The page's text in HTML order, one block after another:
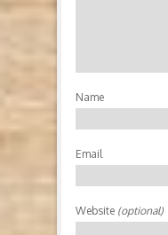
dell’arte
Dal 2013 svolge il
istituzioni pubbliche
Name
Email
Website (optional)